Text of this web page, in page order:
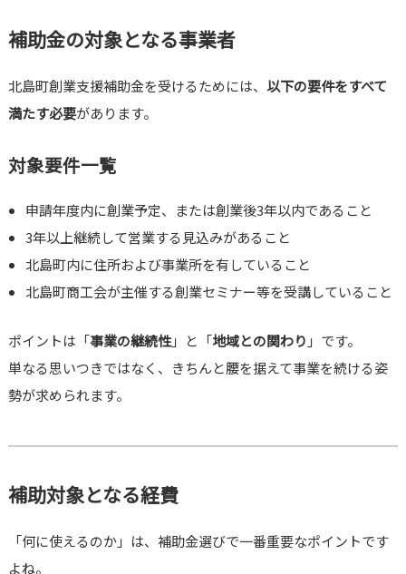
補助金の対象となる事業者
北島町創業支援補助金を受けるためには、 以下の要件をすべて
満たす必要があります。
対象要件一覧
申請年度内に創業予定、または創業後3年以内であること
3年以上継続して営業する見込みがあること
北島町内に住所および事業所を有していること
北島町商工会が主催する創業セミナー等を受講していること
ポイントは「事業の継続性」と「地域との関わり 」です。
単なる思いつきではなく、きちんと腰を据えて事業を続ける姿
勢が求められます。
補助対象となる経費
「何に使えるのか」は、補助金選びで一番重要なポイントです
よね。